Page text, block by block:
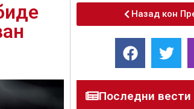
Назад кон
Последни вести